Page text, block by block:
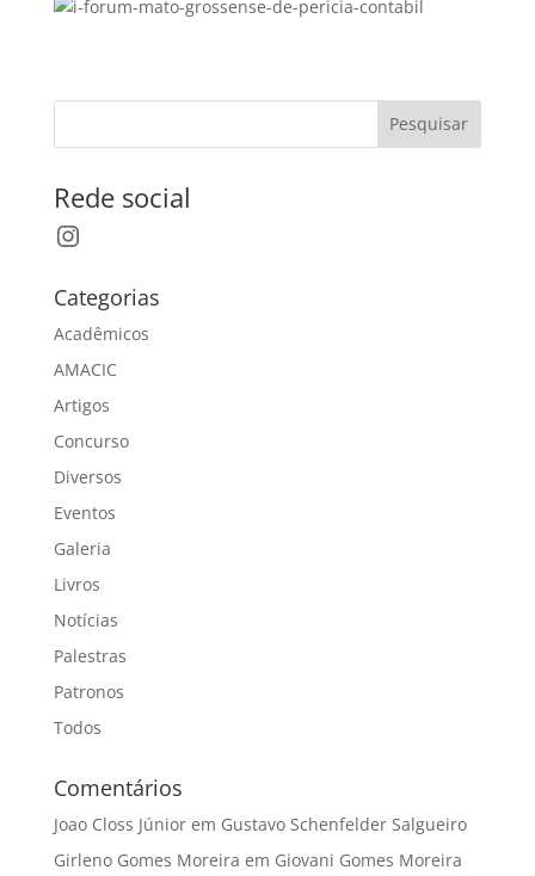
Pesquisar
Rede social
Instagram
Categorias
Acadêmicos
AMACIC
Artigos
Concurso
Diversos
Eventos
Galeria
Livros
Notícias
Palestras
Patronos
Todos
Comentários
Joao Closs Júniorem Gustavo Schenfelder Salgueiro
Girleno Gomes Moreira em Giovani Gomes Moreira